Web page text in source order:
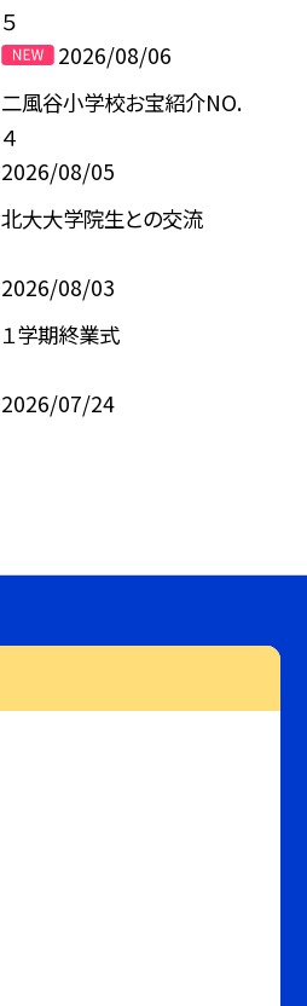
５
2026/08/06
二風谷小学校お宝紹介NO.
４
2026/08/05
北大大学院生との交流
2026/08/03
１学期終業式
2026/07/24